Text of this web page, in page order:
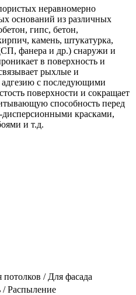
неравномерно
оснований из различных
гипс, бетон,
камень, штукатурка,
фанера и др.) снаружи и
в поверхность и
рыхлые и
с последующими
поверхности и сокращает
способность перед
красками,
и т.д.
потолков / Для фасада
Распыление